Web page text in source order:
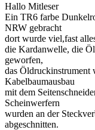
Hallo Mitleser
Ein TR6 farbe
NRW gebracht
dort wurde viel,fast
die Kardanwelle, die
geworfen,
das Öldruckinstrument
Kabelbaumausbau
mit dem
Scheinwerfern
wurden an der
abgeschnitten.